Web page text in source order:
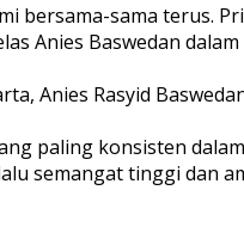
bersama-sama terus.
Anies Baswedan
Anies Rasyid
paling konsisten
semangat tinggi dan